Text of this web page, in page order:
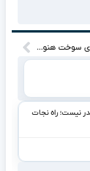
چرا جایگاه‌های سوخت هنوز چشم‌به‌راه بنزین سوپر وارداتی هستند؟
نیست؛ راه نجات